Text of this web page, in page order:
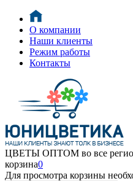
О компании
Наши клиенты
Режим работы
Контакты
ЦВЕТЫ ОПТОМ во все
корзина0
Для просмотра корзины